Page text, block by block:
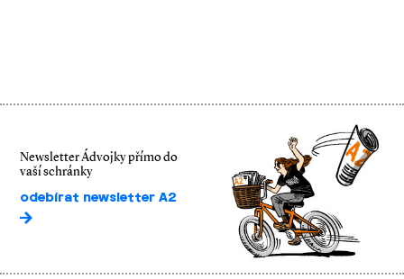
Newsletter Ádvojky přímo do
vaší schránky
odebírat newsletter A2